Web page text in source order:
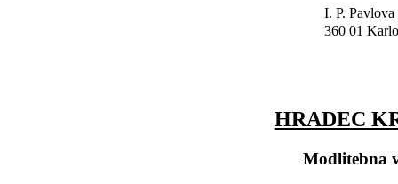
I. P. Pavlova
360 01
HRADEC
Modlitebna